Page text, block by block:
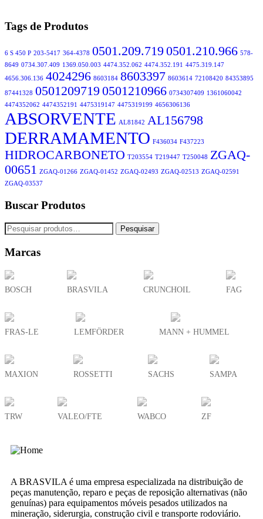
Tags de Produtos
6 S 450 P 203-5417 364-4378 0501.209.719 0501.210.966 578-
8649 0734.307.409 1369.050.003 4474.352.062 4474.352.191 4475.319.147
4656.306.136 4024296 8603184 8603397 8603614 72108420 84353895
87441328 0501209719 0501210966 0734307409 1361060042
4474352062 4474352191 4475319147 4475319199 4656306136
ABSORVENTE AL81842 AL156798
DERRAMAMENTO F436034 F437223
HIDROCARBONETO T203554 T219447 T250048 ZGAQ-
00651 ZGAQ-01266 ZGAQ-01452 ZGAQ-02493 ZGAQ-02513 ZGAQ-02591
ZGAQ-03537
Buscar Produtos
Pesquisar
Marcas
BOSCH BRASVILA CRUNCHOIL FAG
FRAS-LE LEMFÖRDER MANN + HUMMEL
MAXION ROSSETTI SACHS SAMPA
TRW VALEO/FTE WABCO ZF
A BRASVILA é uma empresa especializada na distribuição de
peças manutenção, reparo e peças de reposição alternativas (não
genuínas) para equipamentos móveis pesados utilizados na
mineração, siderurgia, construção civil e transporte rodoviário.